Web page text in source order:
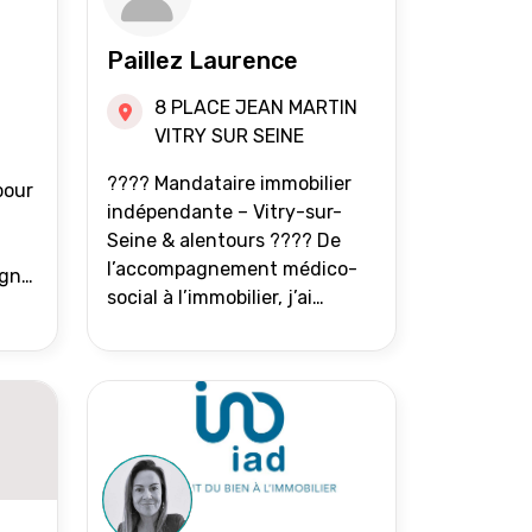
Paillez Laurence
8 PLACE JEAN MARTIN
VITRY SUR SEINE
???? Mandataire immobilier
indépendante – Vitry-sur-
Seine & alentours ???? De
l’accompagnement médico-
social à l’immobilier, j’ai
gens à avancer sereinement.
Aujourd’hui, j’accompagne
mes clients avec franchise,
écoute et énergie pour
vendre ou acheter leur bien
immobilier. ???? 300 familles
accompagnées en 8 ans, 90 %